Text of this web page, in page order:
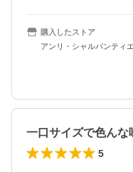
購入したストア
アンリ・シャルパンティエ
一口サイズで色んな
5